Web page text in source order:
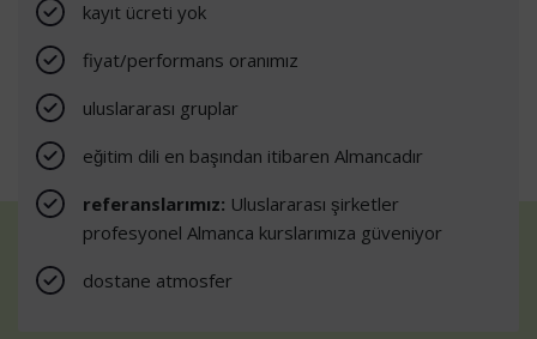
kayıt ücreti yok
fiyat/performans oranımız
uluslararası gruplar
eğitim dili en başından itibaren Almancadır
referanslarımız: Uluslararası şirketler
profesyonel Almanca kurslarımıza güveniyor
dostane atmosfer